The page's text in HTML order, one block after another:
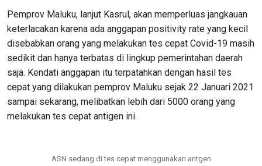
Pemprov Maluku, lanjut Kasrul, akan memperluas jangkauan
keterlacakan karena ada anggapan positivity rate yang kecil
disebabkan orang yang melakukan tes cepat Covid-19 masih
sedikit dan hanya terbatas di lingkup pemerintahan daerah
saja. Kendati anggapan itu terpatahkan dengan hasil tes
cepat yang dilakukan pemprov Maluku sejak 22 Januari 2021
sampai sekarang, melibatkan lebih dari 5000 orang yang
melakukan tes cepat antigen ini.
ASN sedang di tes cepat menggunakan antgen